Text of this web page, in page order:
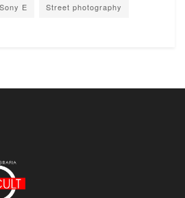
Sony E Street photography